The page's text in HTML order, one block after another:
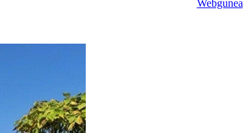
Webgunea